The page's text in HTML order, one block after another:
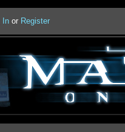
In or Register